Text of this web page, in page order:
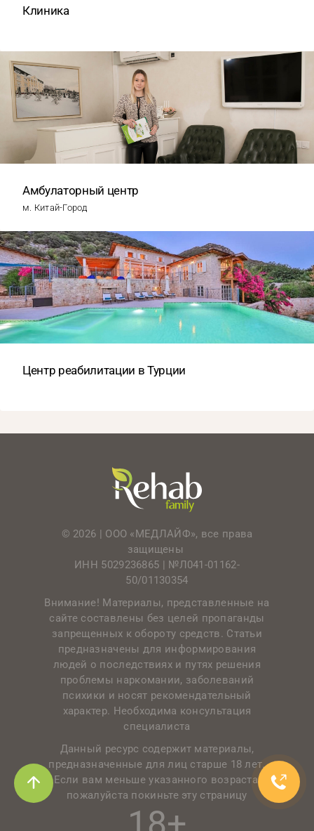
Клиника
Амбулаторный центр
м. Китай-Город
Центр реабилитации в Турции
© 2026 | ООО «МЕДЛАЙФ», все права
защищены
ИНН 5029236865 | №Л041-01162-
50/01130354
Внимание! Материалы, представленные на
сайте составлены без целей пропаганды
запрещенных к обороту средств. Статьи
предназначены для информирования
людей о последствиях и путях решения
проблемы наркомании, заболеваний
психики и носят рекомендательный
характер. Необходима консультация
специалиста
Данный ресурс содержит материалы,
предназначенные для лиц старше 18 лет.
Если вам меньше указанного возраста,
пожалуйста покиньте эту страницу